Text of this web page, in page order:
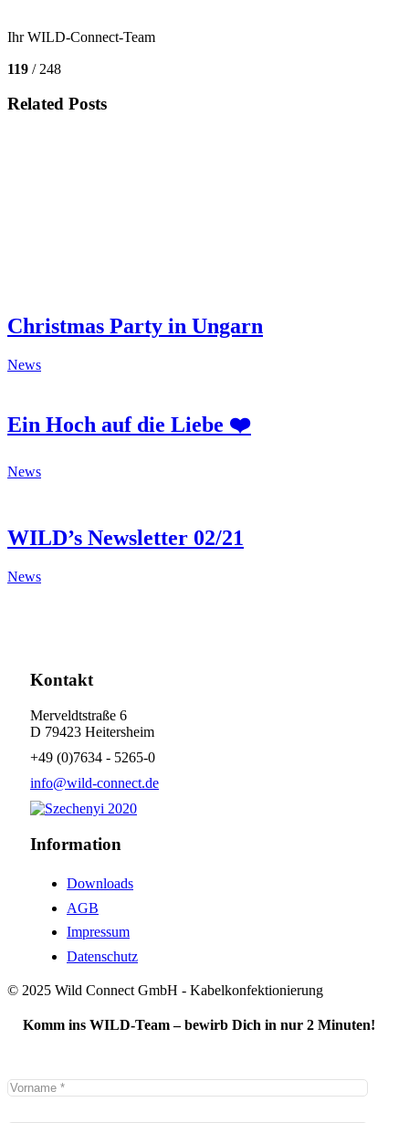
Ihr WILD-Connect-Team
119 / 248
Related Posts
Christmas Party in Ungarn
News
Ein Hoch auf die Liebe ❤️
News
WILD’s Newsletter 02/21
News
Kontakt
Merveldtstraße 6
D 79423 Heitersheim
+49 (0)7634 - 5265-0
info@wild-connect.de
Information
Downloads
AGB
Impressum
Datenschutz
© 2025 Wild Connect GmbH - Kabelkonfektionierung
Komm ins WILD-Team – bewirb Dich in nur 2 Minuten!